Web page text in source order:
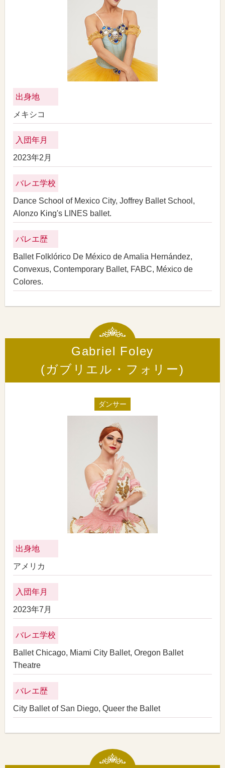
出身地
メキシコ
入団年月
2023年2月
バレエ学校
Dance School of Mexico City, Joffrey Ballet School,
Alonzo King's LINES ballet.
バレエ歴
Ballet Folklórico De México de Amalia Hernández,
Convexus, Contemporary Ballet, FABC, México de
Colores.
Gabriel Foley
(ガブリエル・フォリー)
ダンサー
出身地
アメリカ
入団年月
2023年7月
バレエ学校
Ballet Chicago, Miami City Ballet, Oregon Ballet
Theatre
バレエ歴
City Ballet of San Diego, Queer the Ballet